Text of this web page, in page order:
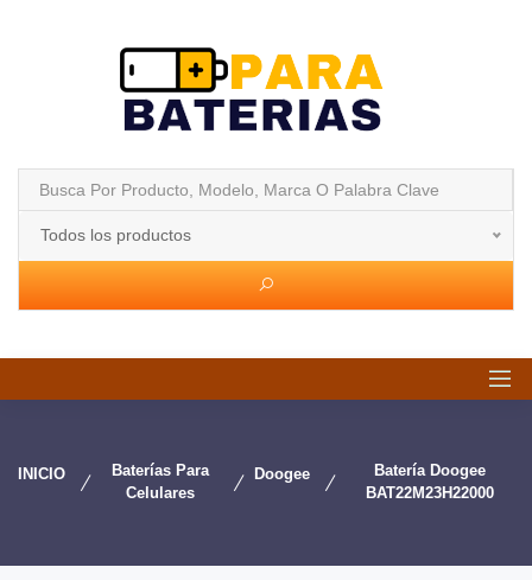
Todos los productos
INICIO
Baterías Para
Celulares
Doogee
Batería Doogee
BAT22M23H22000